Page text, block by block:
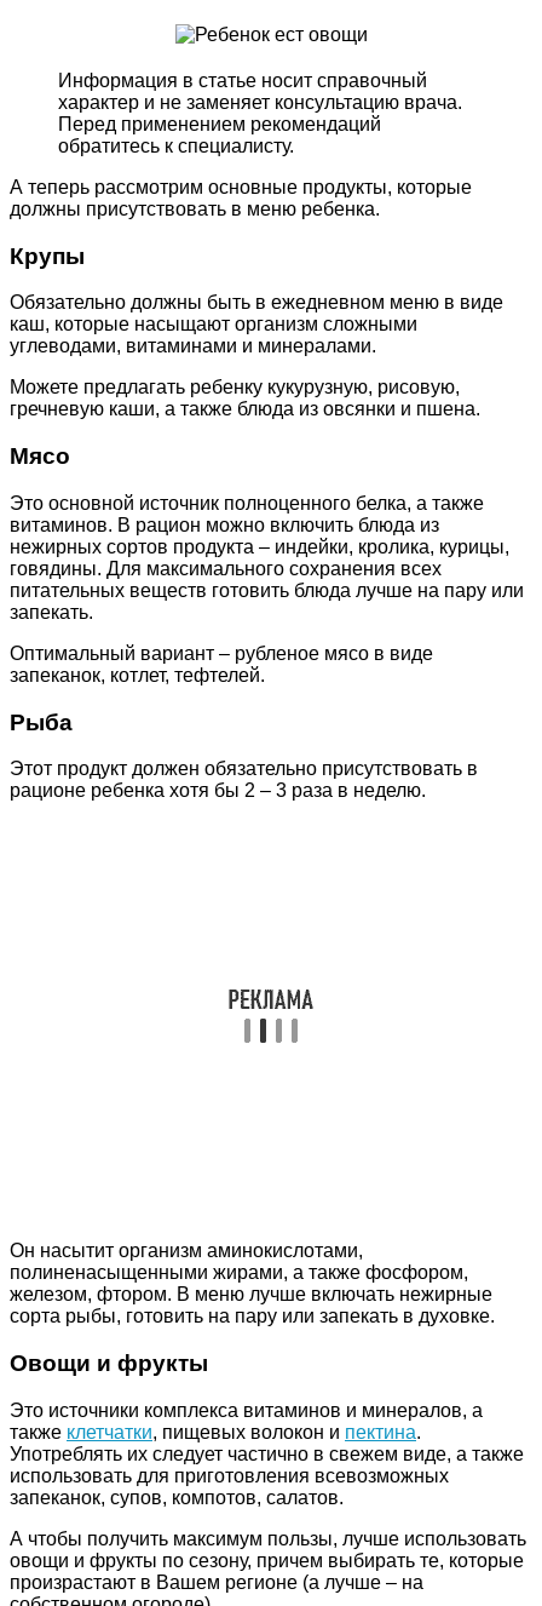
Информация в статье носит справочный
характер и не заменяет консультацию врача.
Перед применением рекомендаций
обратитесь к специалисту.
А теперь рассмотрим основные продукты, которые
должны присутствовать в меню ребенка.
Крупы
Обязательно должны быть в ежедневном меню в виде
каш, которые насыщают организм сложными
углеводами, витаминами и минералами.
Можете предлагать ребенку кукурузную, рисовую,
гречневую каши, а также блюда из овсянки и пшена.
Мясо
Это основной источник полноценного белка, а также
витаминов. В рацион можно включить блюда из
нежирных сортов продукта – индейки, кролика, курицы,
говядины. Для максимального сохранения всех
питательных веществ готовить блюда лучше на пару или
запекать.
Оптимальный вариант – рубленое мясо в виде
запеканок, котлет, тефтелей.
Рыба
Этот продукт должен обязательно присутствовать в
рационе ребенка хотя бы 2 – 3 раза в неделю.
Он насытит организм аминокислотами,
полиненасыщенными жирами, а также фосфором,
железом, фтором. В меню лучше включать нежирные
сорта рыбы, готовить на пару или запекать в духовке.
Овощи и фрукты
Это источники комплекса витаминов и минералов, а
также клетчатки, пищевых волокон и пектина.
Употреблять их следует частично в свежем виде, а также
использовать для приготовления всевозможных
запеканок, супов, компотов, салатов.
А чтобы получить максимум пользы, лучше использовать
овощи и фрукты по сезону, причем выбирать те, которые
произрастают в Вашем регионе (а лучше – на